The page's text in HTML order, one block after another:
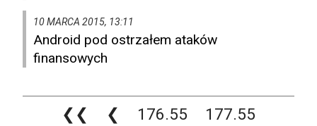
10 MARCA 2015, 13:11
Android pod ostrzałem ataków
finansowych
❮❮ ❮ 176.55
177.55